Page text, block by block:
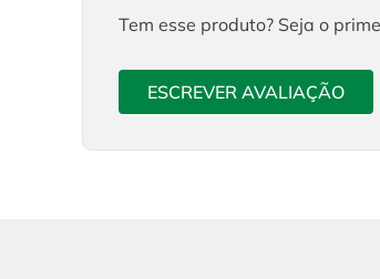
Tem esse produto? Seja o
ESCREVER AVALIAÇÃO